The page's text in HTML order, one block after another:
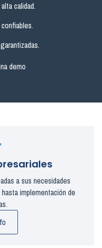
calidad.
demo
a sus necesidades
implementación de